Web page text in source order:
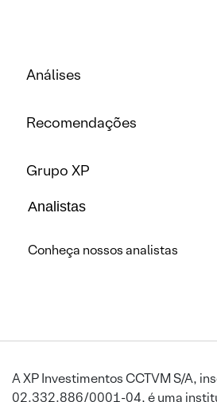
Análises
Recomendações
Grupo XP
Analistas
Conheça nossos analistas
A XP Investimentos CCTVM S/A,
02.332.886/0001-04, é uma